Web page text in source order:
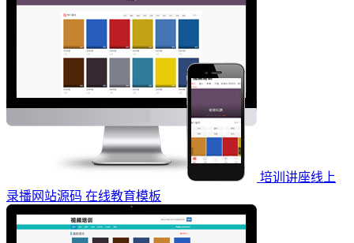
培训讲座线上
录播网站源码 在线教育模板